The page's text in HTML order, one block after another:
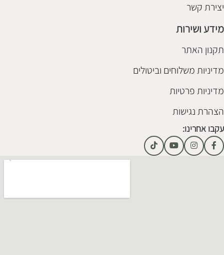
יצירת קשר
מידע ושירות
תקנון האתר
מדיניות משלוחים וביטולים
מדיניות פרטיות
הצהרת נגישות
עקבו אחרינו: